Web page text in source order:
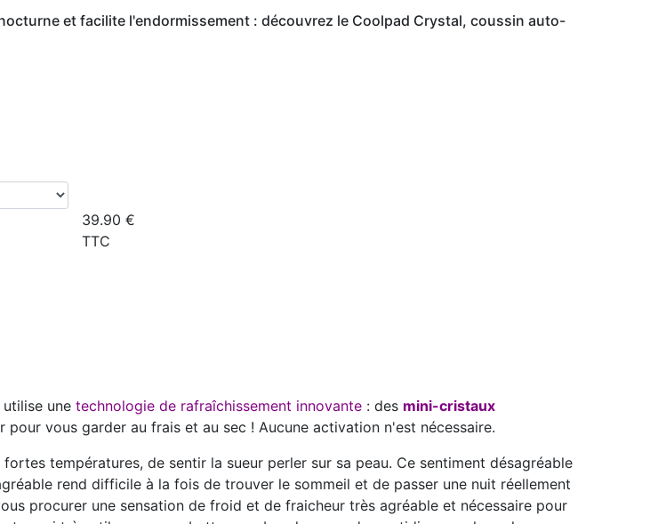
et facilite l'endormissement : découvrez le Coolpad Crystal, coussin auto-
39.90 €
TTC
une technologie de rafraîchissement innovante : des mini-cristaux
vous garder au frais et au sec ! Aucune activation n'est nécessaire.
températures, de sentir la sueur perler sur sa peau. Ce sentiment désagréable
rend difficile à la fois de trouver le sommeil et de passer une nuit réellement
procurer une sensation de froid et de fraicheur très agréable et nécessaire pour